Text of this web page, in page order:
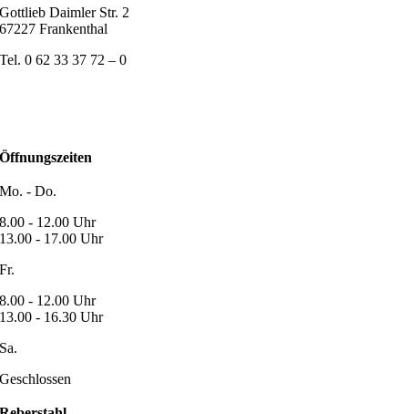
Gottlieb Daimler Str. 2
67227 Frankenthal
Tel. 0 62 33 37 72 – 0
Öffnungszeiten
Mo. - Do.
8.00 - 12.00 Uhr
13.00 - 17.00 Uhr
Fr.
8.00 - 12.00 Uhr
13.00 - 16.30 Uhr
Sa.
Geschlossen